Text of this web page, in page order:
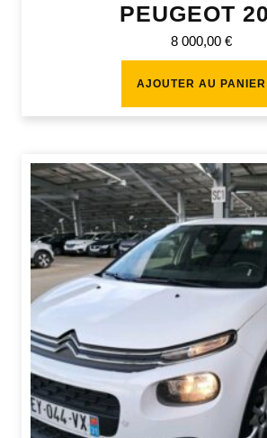
PEUGEOT
8 000,00 €
AJOUTER AU PANIER